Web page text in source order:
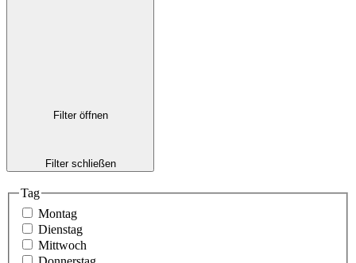
Filter öffnen
Filter schließen
Tag
Montag
Dienstag
Mittwoch